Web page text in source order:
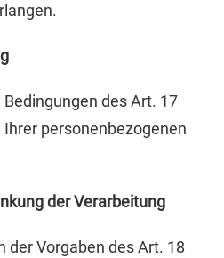
des Art. 17
Ihrer personenbezogenen
der Verarbeitung
der Vorgaben des Art. 18